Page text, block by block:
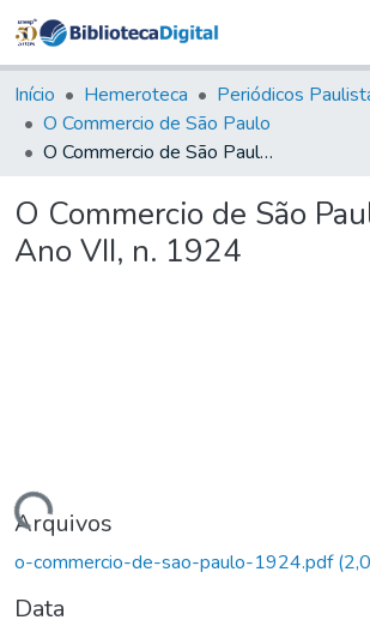
&
Coleções
Tudo na
Biblioteca
Estatísticas
Início Hemeroteca
Periódicos
O Commercio de São Paulo
O Commercio de São Paulo, 1899, Ano VII, n. 1924
O Commercio de São
Ano VII, n. 1924
Arquivos
o-commercio-de-sao-paulo-1924.pdf
Data